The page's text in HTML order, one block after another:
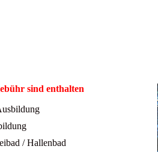
sind enthalten
/ Hallenbad